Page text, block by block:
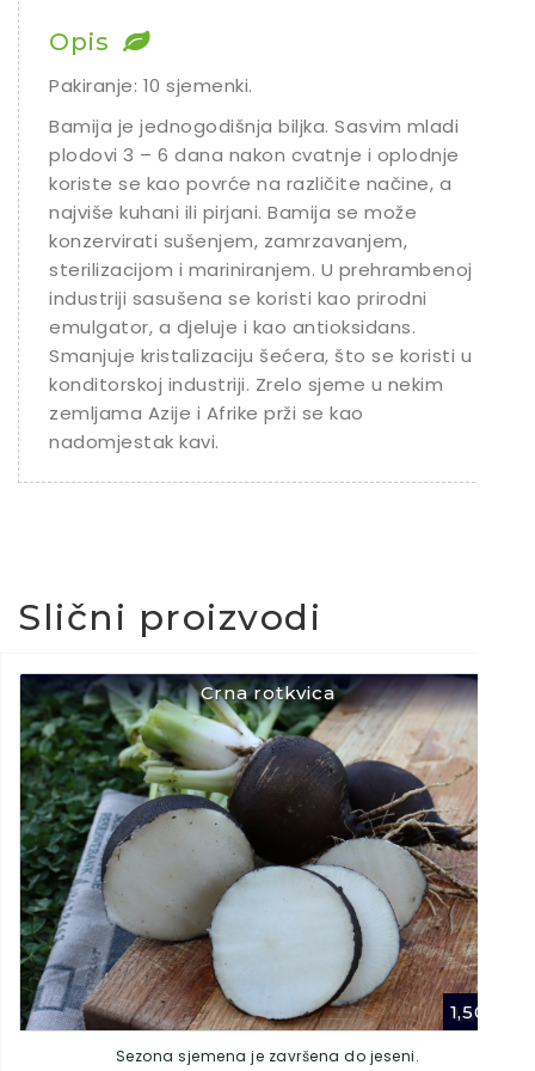
Chili
Opis
Pakiranje: 10 sjemenki.
Bamija je jednogodišnja biljka. Sasvim mladi
plodovi 3 – 6 dana nakon cvatnje i oplodnje
koriste se kao povrće na različite načine, a
najviše kuhani ili pirjani. Bamija se može
konzervirati sušenjem, zamrzavanjem,
sterilizacijom i mariniranjem. U prehrambenoj
industriji sasušena se koristi kao prirodni
emulgator, a djeluje i kao antioksidans.
Smanjuje kristalizaciju šećera, što se koristi u
konditorskoj industriji. Zrelo sjeme u nekim
zemljama Azije i Afrike prži se kao
nadomjestak kavi.
Slični proizvodi
Crna rotkvica
1,50
Sezona sjemena je završena do jeseni.